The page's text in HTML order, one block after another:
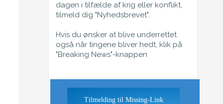
dagen i tilfælde af krig eller konflikt,
tilmeld dig "Nyhedsbrevet".
Hvis du ønsker at blive underrettet
også når tingene bliver hedt, klik på
"Breaking News"-knappen
Tilmelding til Missing-Link